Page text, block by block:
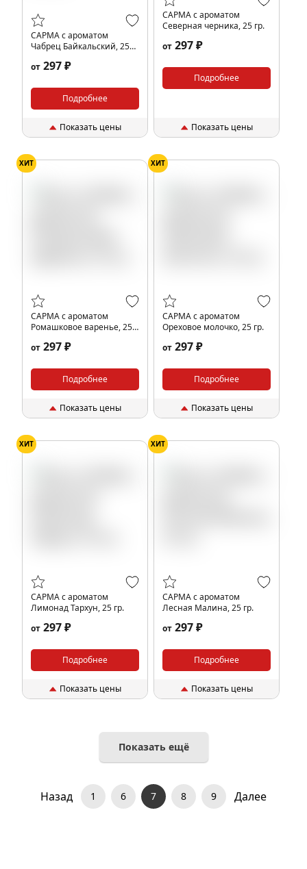
САРМА с ароматом
Чабрец Байкальский, 25
от 297 ₽
Подробнее
Показать цены
САРМА с ароматом
Северная черника, 25 гр.
от 297 ₽
Подробнее
Показать цены
ХИТ
САРМА с ароматом
Ромашковое варенье, 25
от 297 ₽
Подробнее
Показать цены
ХИТ
САРМА с ароматом
Ореховое молочко, 25 гр.
от 297 ₽
Подробнее
Показать цены
ХИТ
САРМА с ароматом
Лимонад Тархун, 25 гр.
от 297 ₽
Подробнее
Показать цены
ХИТ
САРМА с ароматом
Лесная Малина, 25 гр.
от 297 ₽
Подробнее
Показать цены
Показать ещё
Назад 1 6 7 8 9 Далее